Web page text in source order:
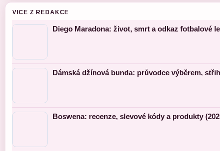
VICE Z REDAKCE
Diego Maradona: život, smrt a odkaz fotbalové
Dámská džínová bunda: průvodce výběrem,
Boswena: recenze, slevové kódy a produkty